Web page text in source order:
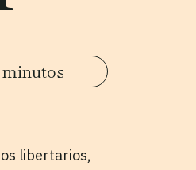
minutos
libertarios,